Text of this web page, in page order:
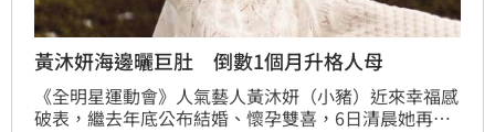
黃沐妍海邊曬巨肚 倒數1個月升格人母
《全明星運動會》人氣藝人黃沐妍（小豬）近來幸福感
破表，繼去年底公布結婚、懷孕雙喜，6日清晨她再度